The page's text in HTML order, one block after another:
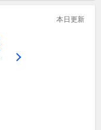
本日更新